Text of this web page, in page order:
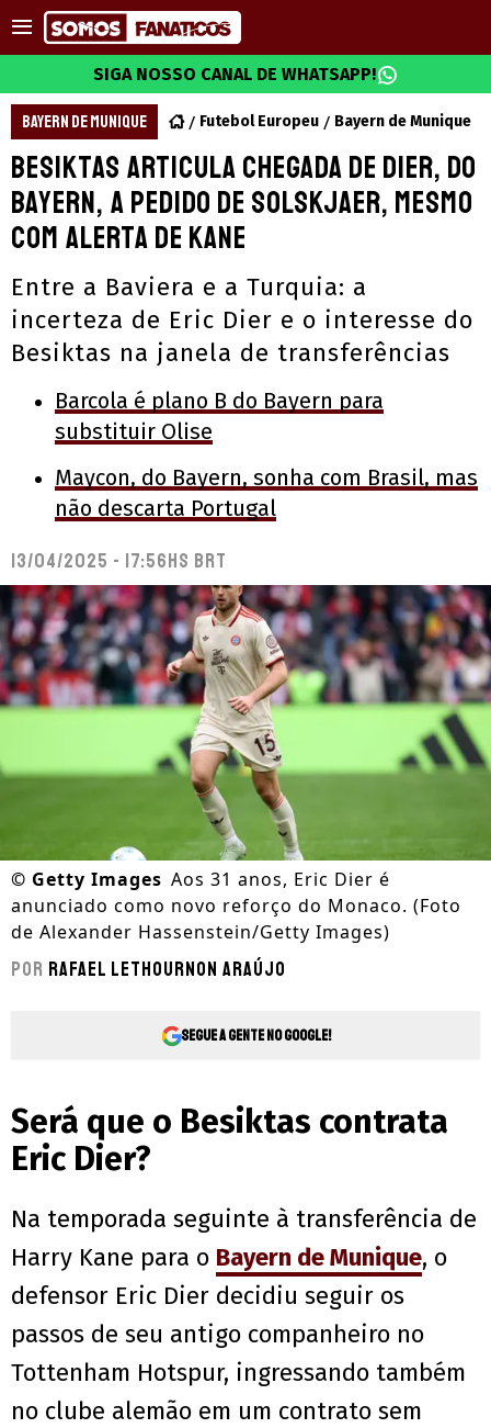
SIGA NOSSO CANAL DE WHATSAPP!
BAYERN DE MUNIQUE Futebol Europeu Bayern de Munique
Besiktas articula chegada de Dier, do
Bayern, a pedido de Solskjaer, mesmo
com alerta de Kane
Entre a Baviera e a Turquia: a
incerteza de Eric Dier e o interesse do
Besiktas na janela de transferências
Barcola é plano B do Bayern para
substituir Olise
Maycon, do Bayern, sonha com Brasil, mas
não descarta Portugal
13/04/2025 - 17:56hs BRT
© Getty Images Aos 31 anos, Eric Dier é
anunciado como novo reforço do Monaco. (Foto
de Alexander Hassenstein/Getty Images)
Por Rafael Lethournon Araújo
Segue a gente no Google!
Será que o Besiktas contrata
Eric Dier?
Na temporada seguinte à transferência de
Harry Kane para o Bayern de Munique, o
defensor Eric Dier decidiu seguir os
passos de seu antigo companheiro no
Tottenham Hotspur, ingressando também
no clube alemão em um contrato sem